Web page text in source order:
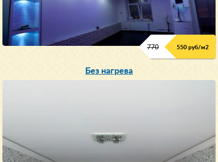
770 550 руб/м2
Без нагрева